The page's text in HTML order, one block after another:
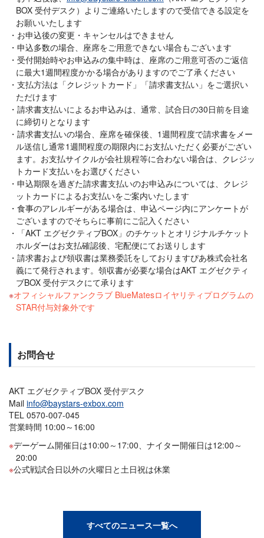
BOX 受付デスク）よりご連絡いたしますので受信できる設定を
お願いいたします
お申込後の変更・キャンセルはできません
申込多数の場合、座席をご用意できない場合もございます
受付開始時やお申込みの集中時は、座席のご用意可否のご返信
に最大1週間程度かかる場合がありますのでご了承ください
支払方法は「クレジットカード」「請求書支払い」をご選択い
ただけます
請求書支払いによるお申込みは、通常、試合日の30日前を目途
に締切りとなります
請求書支払いの場合、座席を確保後、1週間程度で請求書をメー
ル送信し通常1週間程度の期限内にお支払いただく必要がござい
ます。お支払サイクルが会社規程等に合わない場合は、クレジッ
トカード支払いをお選びください
申込期限を過ぎた請求書支払いのお申込みについては、クレジ
ットカードによるお支払いをご案内いたします
食事のアレルギーがある場合は、申込ページ内にアンケートが
ございますのでそちらに事前にご記入ください
「AKT エグゼクティブBOX」のチケットとオリジナルチケット
ホルダーはお支払確認後、宅配便にてお送りします
請求書および領収書は業務委託をしておりますぴあ株式会社名
義にて発行されます。領収書が必要な場合はAKT エグゼクティ
ブBOX 受付デスクにて承ります
オフィシャルファンクラブ BlueMatesロイヤリティプログラムの
STAR付与対象外です
お問合せ
AKT エグゼクティブBOX 受付デスク
Mail info@baystars-exbox.com
TEL 0570-007-045
営業時間 10:00～16:00
デーゲーム開催日は10:00～17:00、ナイター開催日は12:00～
20:00
公式戦試合日以外の火曜日と土日祝は休業
すべてのニュース一覧へ